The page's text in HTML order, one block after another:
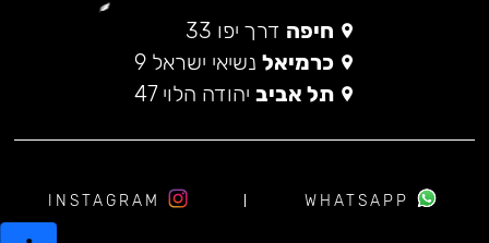
חיפה דרך יפו 33
כרמיאל נשיאי ישראל 9
תל אביב יהודה הלוי 47
WHATSAPP
INSTAGRAM